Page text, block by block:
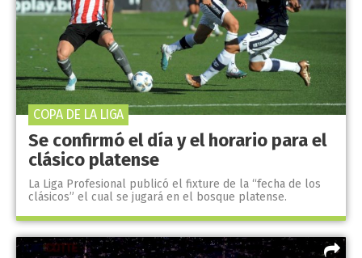
Se confirmó el día y el horario para el
clásico platense
La Liga Profesional publicó el fixture de la “fecha de los
clásicos” el cual se jugará en el bosque platense.
COPA DE LA LIGA